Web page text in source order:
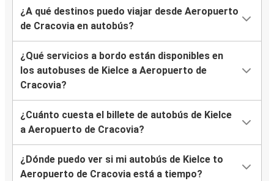
¿A qué destinos puedo viajar desde Aeropuerto
de Cracovia en autobús?
¿Qué servicios a bordo están disponibles en
los autobuses de Kielce a Aeropuerto de
Cracovia?
¿Cuánto cuesta el billete de autobús de Kielce
a Aeropuerto de Cracovia?
¿Dónde puedo ver si mi autobús de Kielce to
Aeropuerto de Cracovia está a tiempo?